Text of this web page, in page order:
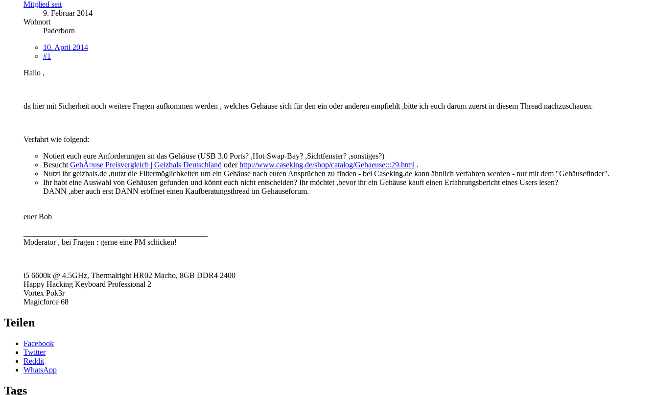
Mitglied seit
9. Februar 2014
Wohnort
Paderborn
10. April 2014
#1
Hallo ,
da hier mit Sicherheit noch weitere Fragen aufkommen werden , welches Gehäuse sich für den ein oder anderen empfiehlt ,bitte ich euch darum zuerst in diesem Thread nachzuschauen.
Verfahrt wie folgend:
Notiert euch eure Anforderungen an das Gehäuse (USB 3.0 Ports? ,Hot-Swap-Bay? ,Sichtfenster? ,sonstiges?)
Besucht GehÃ¤use Preisvergleich | Geizhals Deutschland oderhttp://www.caseking.de/shop/catalog/Gehaeuse:::29.html .
Nutzt ihr geizhals.de ,nutzt die Filtermöglichkeiten um ein Gehäuse nach euren Ansprüchen zu finden - bei Caseking.de kann ähnlich verfahren werden - nur mit dem "Gehäusefinder".
Ihr habt eine Auswahl von Gehäusen gefunden und könnt euch nicht entscheiden? Ihr möchtet ,bevor ihr ein Gehäuse kauft einen Erfahrungsbericht eines Users lesen?
DANN ,aber auch erst DANN eröffnet einen Kaufberatungsthread im Gehäuseforum.
euer Bob
Moderator , bei Fragen : gerne eine PM schicken!
i5 6600k @ 4.5GHz, Thermalright HR02 Macho, 8GB DDR4 2400
Happy Hacking Keyboard Professional 2
Vortex Pok3r
Magicforce 68
Teilen
Facebook
Twitter
Reddit
WhatsApp
Tags